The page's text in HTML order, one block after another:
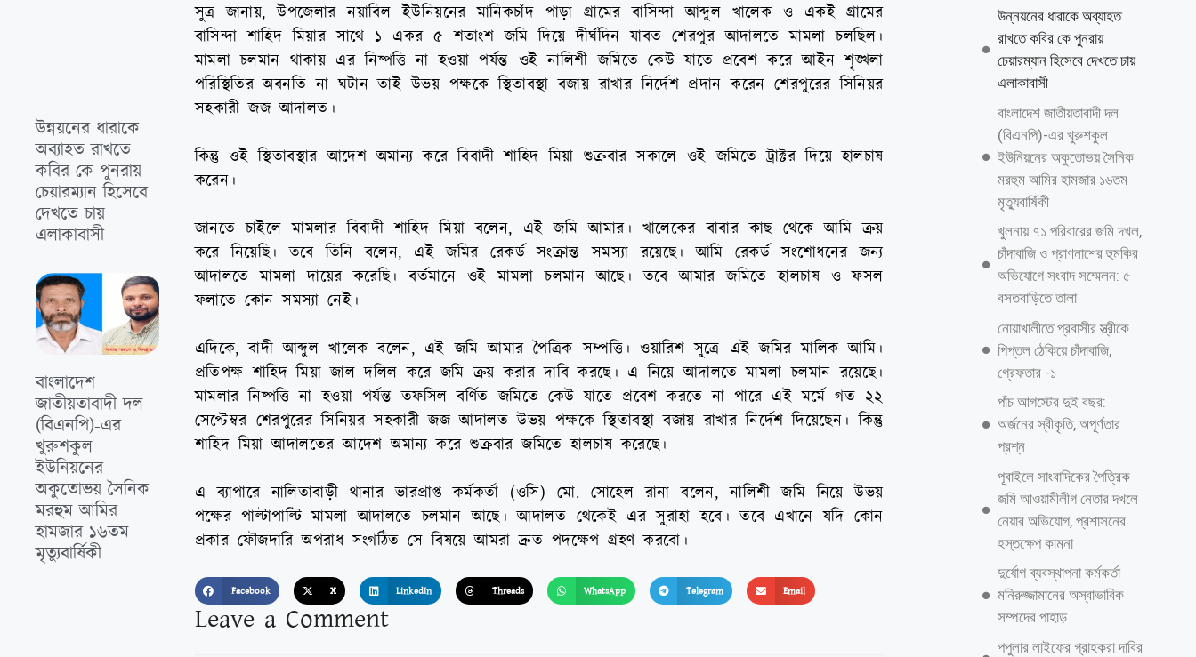
উন্নয়নের ধারাকে
অব্যাহত রাখতে
কবির কে পুনরায়
চেয়ারম্যান হিসেবে
দেখতে চায়
এলাকাবাসী
বাংলাদেশ
জাতীয়তাবাদী দল
(বিএনপি)-এর
খুরুশকুল
ইউনিয়নের
অকুতোভয় সৈনিক
মরহুম আমির
হামজার ১৬তম
মৃত্যুবার্ষিকী
সুত্র জানায়, উপজেলার নয়াবিল ইউনিয়নের মানিকচাঁদ পাড়া গ্রামের বাসিন্দা আব্দুল খালেক ও একই গ্রামের
বাসিন্দা শাহিদ মিয়ার সাথে ১ একর ৫ শতাংশ জমি দিয়ে দীর্ঘদিন যাবত শেরপুর আদালতে মামলা চলছিল।
মামলা চলমান থাকায় এর নিষ্পত্তি না হওয়া পর্যন্ত ওই নালিশী জমিতে কেউ যাতে প্রবেশ করে আইন শৃঙ্খলা
পরিস্থিতির অবনতি না ঘটান তাই উভয় পক্ষকে স্থিতাবস্থা বজায় রাখার নির্দেশ প্রদান করেন শেরপুরের সিনিয়র
সহকারী জজ আদালত।
কিন্তু ওই স্থিতাবস্থার আদেশ অমান্য করে বিবাদী শাহিদ মিয়া শুক্রবার সকালে ওই জমিতে ট্রাক্টর দিয়ে হালচাষ
করেন।
জানতে চাইলে মামলার বিবাদী শাহিদ মিয়া বলেন, এই জমি আমার। খালেকের বাবার কাছ থেকে আমি ক্রয়
করে নিয়েছি। তবে তিনি বলেন, এই জমির রেকর্ড সংক্রান্ত সমস্যা রয়েছে। আমি রেকর্ড সংশোধনের জন্য
আদালতে মামলা দায়ের করেছি। বর্তমানে ওই মামলা চলমান আছে। তবে আমার জমিতে হালচাষ ও ফসল
ফলাতে কোন সমস্যা নেই।
এদিকে, বাদী আব্দুল খালেক বলেন, এই জমি আমার পৈত্রিক সম্পত্তি। ওয়ারিশ সুত্রে এই জমির মালিক আমি।
প্রতিপক্ষ শাহিদ মিয়া জাল দলিল করে জমি ক্রয় করার দাবি করছে। এ নিয়ে আদালতে মামলা চলমান রয়েছে।
মামলার নিষ্পত্তি না হওয়া পর্যন্ত তফসিল বর্ণিত জমিতে কেউ যাতে প্রবেশ করতে না পারে এই মর্মে গত ২২
সেপ্টেম্বর শেরপুরের সিনিয়র সহকারী জজ আদালত উভয় পক্ষকে স্থিতাবস্থা বজায় রাখার নির্দেশ দিয়েছেন। কিন্তু
শাহিদ মিয়া আদালতের আদেশ অমান্য করে শুক্রবার জমিতে হালচাষ করেছে।
এ ব্যাপারে নালিতাবাড়ী থানার ভারপ্রাপ্ত কর্মকর্তা (ওসি) মো. সোহেল রানা বলেন, নালিশী জমি নিয়ে উভয়
পক্ষের পাল্টাপাল্টি মামলা আদালতে চলমান আছে। আদালত থেকেই এর সুরাহা হবে। তবে এখানে যদি কোন
প্রকার ফৌজদারি অপরাধ সংগঠিত সে বিষয়ে আমরা দ্রুত পদক্ষেপ গ্রহণ করবো।
Facebook X LinkedIn Threads WhatsApp Telegram Email
Leave a Comment
উন্নয়নের ধারাকে অব্যাহত
রাখতে কবির কে পুনরায়
চেয়ারম্যান হিসেবে দেখতে চায়
এলাকাবাসী
বাংলাদেশ জাতীয়তাবাদী দল
(বিএনপি)-এর খুরুশকুল
ইউনিয়নের অকুতোভয় সৈনিক
মরহুম আমির হামজার ১৬তম
মৃত্যুবার্ষিকী
খুলনায় ৭১ পরিবারের জমি দখল,
চাঁদাবাজি ও প্রাণনাশের হুমকির
অভিযোগে সংবাদ সম্মেলন: ৫
বসতবাড়িতে তালা
নোয়াখালীতে প্রবাসীর স্ত্রীকে
পিপ্তল ঠেকিয়ে চাঁদাবাজি,
গ্রেফতার -১
পাঁচ আগস্টের দুই বছর:
অর্জনের স্বীকৃতি, অপূর্ণতার
প্রশ্ন
পূবাইলে সাংবাদিকের পৈত্রিক
জমি আওয়ামীলীগ নেতার দখলে
নেয়ার অভিযোগ, প্রশাসনের
হস্তক্ষেপ কামনা
দুর্যোগ ব্যবস্থাপনা কর্মকর্তা
মনিরুজ্জামানের অস্বাভাবিক
সম্পদের পাহাড়
পপুলার লাইফের গ্রাহকরা দাবির